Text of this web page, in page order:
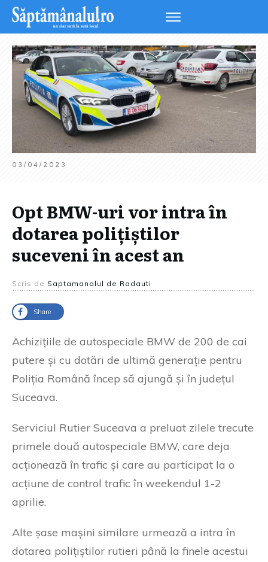
03/04/2023
Opt BMW-uri vor intra în
dotarea polițiștilor
suceveni în acest an
Scris de Saptamanalul de Radauti
Share
Achizițiile de autospeciale BMW de 200 de cai
putere și cu dotări de ultimă generație pentru
Poliția Română încep să ajungă și în județul
Suceava.
Serviciul Rutier Suceava a preluat zilele trecute
primele două autospeciale BMW, care deja
acționează în trafic și care au participat la o
acțiune de control trafic în weekendul 1-2
aprilie.
Alte șase mașini similare urmează a intra în
dotarea polițiștilor rutieri până la finele acestui